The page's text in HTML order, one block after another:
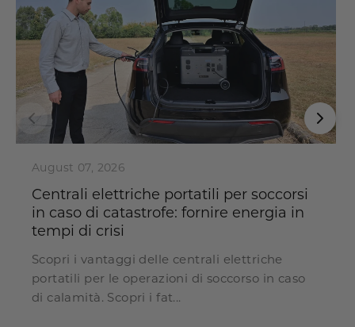
August 07, 2026
Centrali elettriche portatili per soccorsi
in caso di catastrofe: fornire energia in
tempi di crisi
Scopri i vantaggi delle centrali elettriche
portatili per le operazioni di soccorso in caso
di calamità. Scopri i fat...